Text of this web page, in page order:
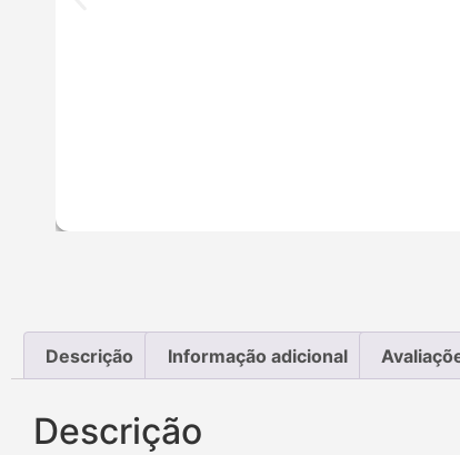
Descrição Informação adicional
Descrição